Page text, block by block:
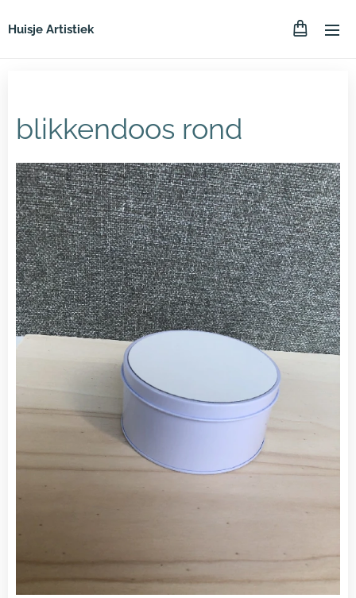
Huisje Artistiek
blikkendoos rond